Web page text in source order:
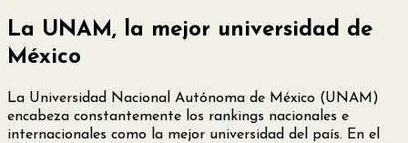
La UNAM, la mejor universidad de
México
La Universidad Nacional Autónoma de México (UNAM)
encabeza constantemente los rankings nacionales e
internacionales como la mejor universidad del país. En el